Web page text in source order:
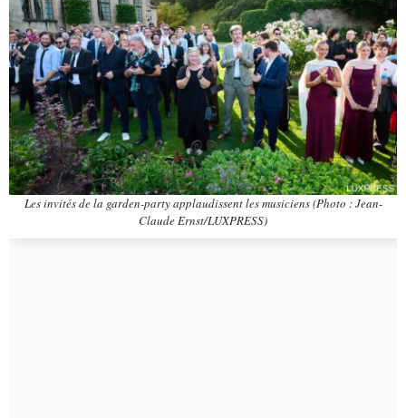
Les invités de la garden-party applaudissent les musiciens (Photo : Jean-
Claude Ernst/LUXPRESS)